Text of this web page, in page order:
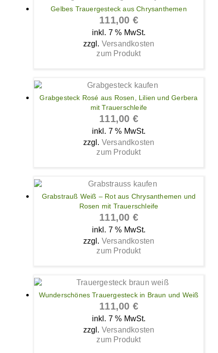
Gelbes Trauergesteck aus Chrysanthemen
111,00 €
inkl. 7 % MwSt.
zzgl. Versandkosten
zum Produkt
Grabgesteck Rosé aus Rosen, Lilien und Gerbera
mit Trauerschleife
111,00 €
inkl. 7 % MwSt.
zzgl. Versandkosten
zum Produkt
Grabstrauß Weiß – Rot aus Chrysanthemen und
Rosen mit Trauerschleife
111,00 €
inkl. 7 % MwSt.
zzgl. Versandkosten
zum Produkt
Wunderschönes Trauergesteck in Braun und Weiß
111,00 €
inkl. 7 % MwSt.
zzgl. Versandkosten
zum Produkt